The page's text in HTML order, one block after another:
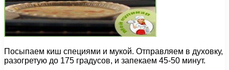
Посыпаем киш специями и мукой. Отправляем в духовку,
разогретую до 175 градусов, и запекаем 45-50 минут.